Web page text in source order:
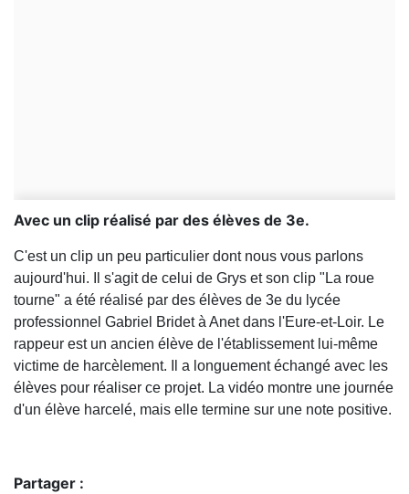
Avec un clip réalisé par des élèves de 3e.
C'est un clip un peu particulier dont nous vous parlons
aujourd'hui. Il s'agit de celui de Grys et son clip "La roue
tourne" a été réalisé par des élèves de 3e du lycée
professionnel Gabriel Bridet à Anet dans l'Eure-et-Loir. Le
rappeur est un ancien élève de l'établissement lui-même
victime de harcèlement. Il a longuement échangé avec les
élèves pour réaliser ce projet. La vidéo montre une journée
d'un élève harcelé, mais elle termine sur une note positive.
Partager :